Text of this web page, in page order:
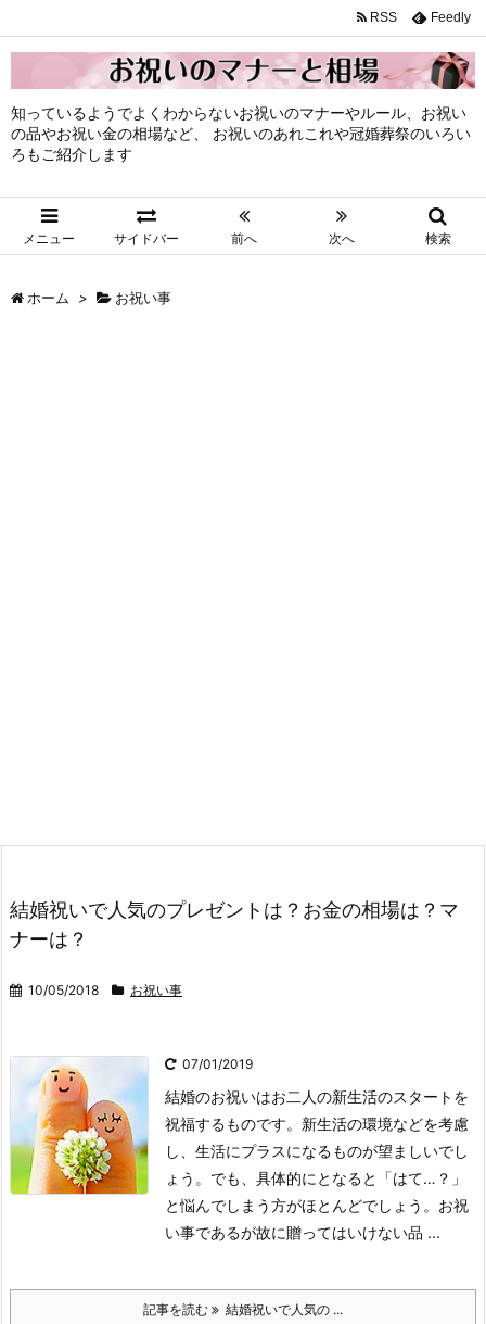
知っているようでよくわからないお祝いのマナーやルール、お祝い
の品やお祝い金の相場など、 お祝いのあれこれや冠婚葬祭のいろい
ろもご紹介します
メニュー サイドバー 前へ 次へ 検索
RSS Feedly
ホーム > お祝い事
結婚祝いで人気のプレゼントは？お金の相場は？マ
ナーは？
10/05/2018 お祝い事
07/01/2019
結婚のお祝いはお二人の新生活のスタートを
祝福するものです。新生活の環境などを考慮
し、生活にプラスになるものが望ましいでし
ょう。でも、具体的にとなると「はて…？」
と悩んでしまう方がほとんどでしょう。お祝
い事であるが故に贈ってはいけない品 ...
記事を読む 結婚祝いで人気の ...